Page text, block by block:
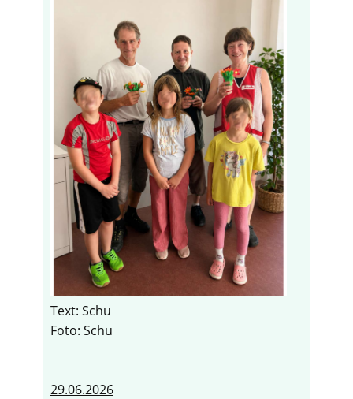
Text: Schu
Foto: Schu
29.06.2026